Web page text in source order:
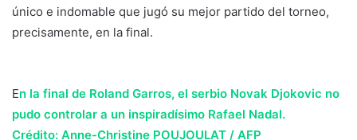
único e indomable que jugó su mejor partido del torneo,
precisamente, en la final.
En la final de Roland Garros, el serbio Novak Djokovic no
pudo controlar a un inspiradísimo Rafael Nadal.
Crédito: Anne-Christine POUJOULAT / AFP